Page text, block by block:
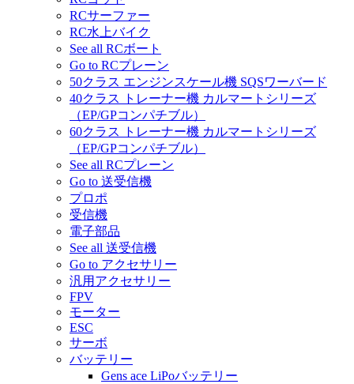
RCサーファー
RC水上バイク
See all RCボート
Go to RCプレーン
50クラス エンジンスケール機 SQSワーバード
40クラス トレーナー機 カルマートシリーズ
（EP/GPコンパチブル）
60クラス トレーナー機 カルマートシリーズ
（EP/GPコンパチブル）
See all RCプレーン
Go to 送受信機
プロポ
受信機
電子部品
See all 送受信機
Go to アクセサリー
汎用アクセサリー
FPV
モーター
ESC
サーボ
バッテリー
Gens ace LiPoバッテリー